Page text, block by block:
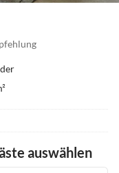
auswählen